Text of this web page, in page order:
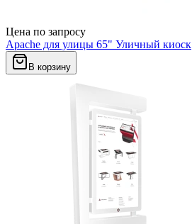
Цена по запросу
Apache для улицы 65" Уличный киоск
В корзину